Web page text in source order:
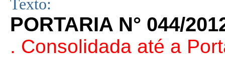
Texto:
PORTARIA N° 044/
. Consolidada até a